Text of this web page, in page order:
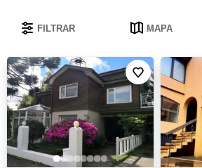
FILTRAR MAPA